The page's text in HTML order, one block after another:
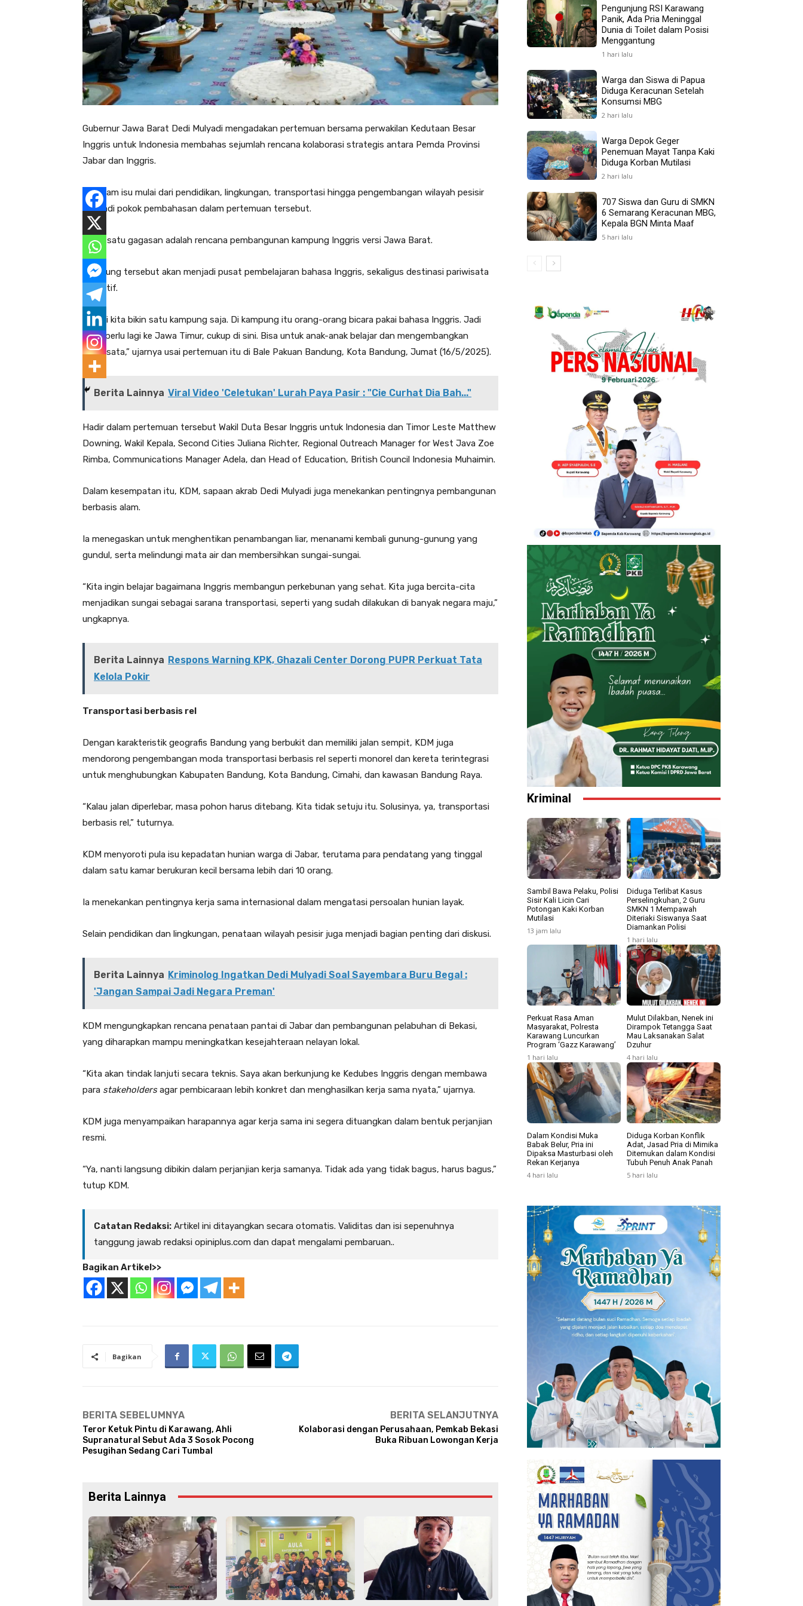
Gubernur Jawa Barat Dedi Mulyadi mengadakan pertemuan bersama perwakilan Kedutaan Besar
Inggris untuk Indonesia membahas sejumlah rencana kolaborasi strategis antara Pemda Provinsi
Jabar dan Inggris.
Beragam isu mulai dari pendidikan, lingkungan, transportasi hingga pengembangan wilayah pesisir
menjadi pokok pembahasan dalam pertemuan tersebut.
Salah satu gagasan adalah rencana pembangunan kampung Inggris versi Jawa Barat.
Kampung tersebut akan menjadi pusat pembelajaran bahasa Inggris, sekaligus destinasi pariwisata
edukatif.
“Nanti kita bikin satu kampung saja. Di kampung itu orang-orang bicara pakai bahasa Inggris. Jadi
tidak perlu lagi ke Jawa Timur, cukup di sini. Bisa untuk anak-anak belajar dan mengembangkan
pariwisata,” ujarnya usai pertemuan itu di Bale Pakuan Bandung, Kota Bandung, Jumat (16/5/2025).
Berita Lainnya Viral Video 'Celetukan' Lurah Paya Pasir : "Cie Curhat Dia Bah..."
Hadir dalam pertemuan tersebut Wakil Duta Besar Inggris untuk Indonesia dan Timor Leste Matthew
Downing, Wakil Kepala, Second Cities Juliana Richter, Regional Outreach Manager for West Java Zoe
Rimba, Communications Manager Adela, dan Head of Education, British Council Indonesia Muhaimin.
Dalam kesempatan itu, KDM, sapaan akrab Dedi Mulyadi juga menekankan pentingnya pembangunan
berbasis alam.
Ia menegaskan untuk menghentikan penambangan liar, menanami kembali gunung-gunung yang
gundul, serta melindungi mata air dan membersihkan sungai-sungai.
“Kita ingin belajar bagaimana Inggris membangun perkebunan yang sehat. Kita juga bercita-cita
menjadikan sungai sebagai sarana transportasi, seperti yang sudah dilakukan di banyak negara maju,”
ungkapnya.
Berita Lainnya Respons Warning KPK, Ghazali Center Dorong PUPR Perkuat Tata
Kelola Pokir
Transportasi berbasis rel
Dengan karakteristik geografis Bandung yang berbukit dan memiliki jalan sempit, KDM juga
mendorong pengembangan moda transportasi berbasis rel seperti monorel dan kereta terintegrasi
untuk menghubungkan Kabupaten Bandung, Kota Bandung, Cimahi, dan kawasan Bandung Raya.
“Kalau jalan diperlebar, masa pohon harus ditebang. Kita tidak setuju itu. Solusinya, ya, transportasi
berbasis rel,” tuturnya.
KDM menyoroti pula isu kepadatan hunian warga di Jabar, terutama para pendatang yang tinggal
dalam satu kamar berukuran kecil bersama lebih dari 10 orang.
Ia menekankan pentingnya kerja sama internasional dalam mengatasi persoalan hunian layak.
Selain pendidikan dan lingkungan, penataan wilayah pesisir juga menjadi bagian penting dari diskusi.
Berita Lainnya Kriminolog Ingatkan Dedi Mulyadi Soal Sayembara Buru Begal :
'Jangan Sampai Jadi Negara Preman'
KDM mengungkapkan rencana penataan pantai di Jabar dan pembangunan pelabuhan di Bekasi,
yang diharapkan mampu meningkatkan kesejahteraan nelayan lokal.
“Kita akan tindak lanjuti secara teknis. Saya akan berkunjung ke Kedubes Inggris dengan membawa
para stakeholdersagar pembicaraan lebih konkret dan menghasilkan kerja sama nyata,” ujarnya.
KDM juga menyampaikan harapannya agar kerja sama ini segera dituangkan dalam bentuk perjanjian
resmi.
“Ya, nanti langsung dibikin dalam perjanjian kerja samanya. Tidak ada yang tidak bagus, harus bagus,”
tutup KDM.
Catatan Redaksi: Artikel ini ditayangkan secara otomatis. Validitas dan isi sepenuhnya
tanggung jawab redaksi opiniplus.com dan dapat mengalami pembaruan..
Bagikan Artikel>>
Bagikan
BERITA SEBELUMNYA
Teror Ketuk Pintu di Karawang, Ahli
Supranatural Sebut Ada 3 Sosok Pocong
Pesugihan Sedang Cari Tumbal
BERITA SELANJUTNYA
Kolaborasi dengan Perusahaan, Pemkab Bekasi
Buka Ribuan Lowongan Kerja
Berita Lainnya
Pengunjung RSI Karawang
Panik, Ada Pria Meninggal
Dunia di Toilet dalam Posisi
Menggantung
1 hari lalu
Warga dan Siswa di Papua
Diduga Keracunan Setelah
Konsumsi MBG
2 hari lalu
Warga Depok Geger
Penemuan Mayat Tanpa Kaki
Diduga Korban Mutilasi
2 hari lalu
707 Siswa dan Guru di SMKN
6 Semarang Keracunan MBG,
Kepala BGN Minta Maaf
5 hari lalu
Kriminal
Sambil Bawa Pelaku, Polisi
Sisir Kali Licin Cari
Potongan Kaki Korban
Mutilasi
13 jam lalu
Diduga Terlibat Kasus
Perselingkuhan, 2 Guru
SMKN 1 Mempawah
Diteriaki Siswanya Saat
Diamankan Polisi
1 hari lalu
Perkuat Rasa Aman
Masyarakat, Polresta
Karawang Luncurkan
Program ‘Gazz Karawang’
1 hari lalu
Mulut Dilakban, Nenek ini
Dirampok Tetangga Saat
Mau Laksanakan Salat
Dzuhur
4 hari lalu
Dalam Kondisi Muka
Babak Belur, Pria ini
Dipaksa Masturbasi oleh
Rekan Kerjanya
4 hari lalu
Diduga Korban Konflik
Adat, Jasad Pria di Mimika
Ditemukan dalam Kondisi
Tubuh Penuh Anak Panah
5 hari lalu